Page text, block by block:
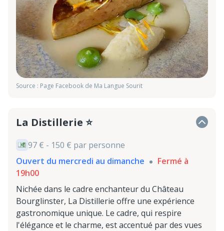
Source : Page Facebook de Ma Langue Sourit
La Distillerie ⭐
97 € - 150 € par personne
Ouvert du mercredi au dimanche
Fermé à
19h00
Nichée dans le cadre enchanteur du Château
Bourglinster, La Distillerie offre une expérience
gastronomique unique. Le cadre, qui respire
l'élégance et le charme, est accentué par des vues